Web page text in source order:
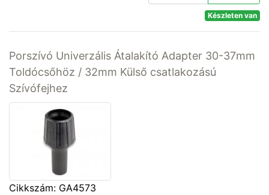
Készleten van
Porszívó Univerzális Átalakító Adapter 30-37mm
Toldócsőhöz / 32mm Külső csatlakozású
Szívófejhez
Cikkszám: GA4573